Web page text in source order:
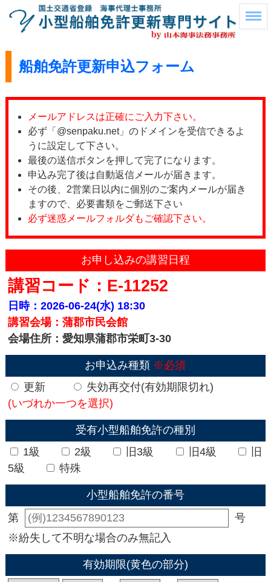
船舶免許更新申込フォーム
メールアドレスは正確にご入力下さい。
必ず「@senpaku.net」のドメインを受信できるよ
うに設定して下さい。
最後の送信ボタンを押して完了になります。
申込み完了後は自動返信メールが届きます。
その後、2営業日以内に個別のご案内メールが届き
ますので、必要書類をご郵送下さい
必ず迷惑メールフォルダもご確認下さい。
お申し込みの講習日程
講習コード：E-11252
日時：2026-06-24(水) 18:30
講習会場：蒲郡市民会館
会場住所：愛知県蒲郡市栄町3-30
お申込み種類 ※必須
更新
失効再交付(有効期限切れ)
(いづれか一つを選択)
受有小型船舶免許の種別
1級
2級 旧3級 旧4級
旧
5級
特殊
小型船舶免許の番号
第
号
※紛失して不明な場合のみ無記入
有効期限(黄色の部分)